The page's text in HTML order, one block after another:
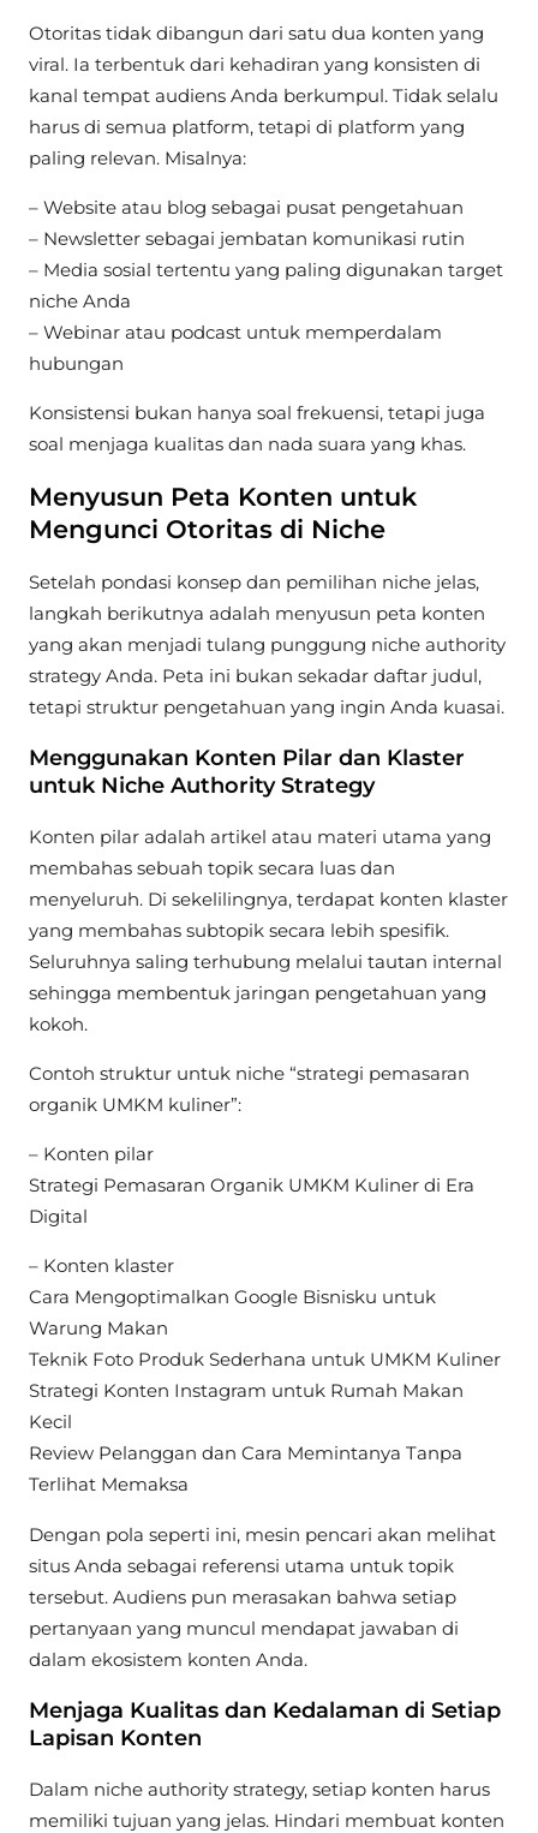
Otoritas tidak dibangun dari satu dua konten yang
viral. Ia terbentuk dari kehadiran yang konsisten di
kanal tempat audiens Anda berkumpul. Tidak selalu
harus di semua platform, tetapi di platform yang
paling relevan. Misalnya:
– Website atau blog sebagai pusat pengetahuan
– Newsletter sebagai jembatan komunikasi rutin
– Media sosial tertentu yang paling digunakan target
niche Anda
– Webinar atau podcast untuk memperdalam
hubungan
Konsistensi bukan hanya soal frekuensi, tetapi juga
soal menjaga kualitas dan nada suara yang khas.
Menyusun Peta Konten untuk
Mengunci Otoritas di Niche
Setelah pondasi konsep dan pemilihan niche jelas,
langkah berikutnya adalah menyusun peta konten
yang akan menjadi tulang punggung niche authority
strategy Anda. Peta ini bukan sekadar daftar judul,
tetapi struktur pengetahuan yang ingin Anda kuasai.
Menggunakan Konten Pilar dan Klaster
untuk Niche Authority Strategy
Konten pilar adalah artikel atau materi utama yang
membahas sebuah topik secara luas dan
menyeluruh. Di sekelilingnya, terdapat konten klaster
yang membahas subtopik secara lebih spesifik.
Seluruhnya saling terhubung melalui tautan internal
sehingga membentuk jaringan pengetahuan yang
kokoh.
Contoh struktur untuk niche “strategi pemasaran
organik UMKM kuliner”:
– Konten pilar
Strategi Pemasaran Organik UMKM Kuliner di Era
Digital
– Konten klaster
Cara Mengoptimalkan Google Bisnisku untuk
Warung Makan
Teknik Foto Produk Sederhana untuk UMKM Kuliner
Strategi Konten Instagram untuk Rumah Makan
Kecil
Review Pelanggan dan Cara Memintanya Tanpa
Terlihat Memaksa
Dengan pola seperti ini, mesin pencari akan melihat
situs Anda sebagai referensi utama untuk topik
tersebut. Audiens pun merasakan bahwa setiap
pertanyaan yang muncul mendapat jawaban di
dalam ekosistem konten Anda.
Menjaga Kualitas dan Kedalaman di Setiap
Lapisan Konten
Dalam niche authority strategy, setiap konten harus
memiliki tujuan yang jelas. Hindari membuat konten